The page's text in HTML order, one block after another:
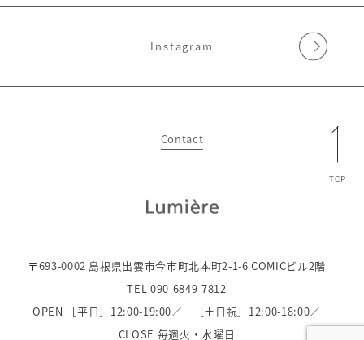
TOP
Instagram
Contact
〒693-0002 島根県出雲市今市町北本町2-1-6 COMICビル2階
TEL 090-6849-7812
OPEN ［平日］12:00-19:00／
［土日祝］12:00-18:00／
CLOSE 毎週火・水曜日